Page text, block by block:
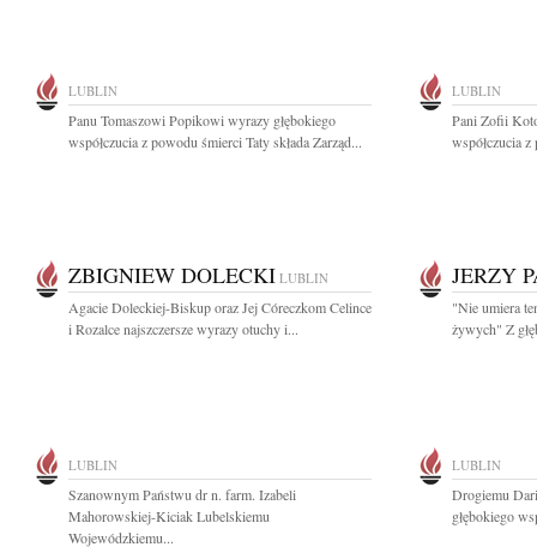
LUBLIN
Panu Tomaszowi Popikowi wyrazy głębokiego
współczucia z powodu śmierci Taty składa Zarząd...
LUBLIN
Pani Zofii
współczucia z
ZBIGNIEW DOLECKI LUBLIN
Agacie Doleckiej-Biskup oraz Jej Córeczkom Celince
i Rozalce najszczersze wyrazy otuchy i...
JERZY
"Nie umiera
żywych" Z
LUBLIN
Szanownym Państwu dr n. farm. Izabeli
Mahorowskiej-Kiciak Lubelskiemu
Wojewódzkiemu...
LUBLIN
Drogiemu
głębokiego